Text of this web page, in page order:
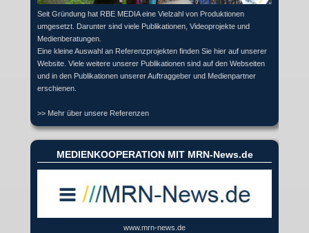
Seit Gründung hat RBE MEDIA eine Vielzahl von Produktionen
umgesetzt. Darunter sind viele Publikationen, Videoprojekte und
Medienberatungen.
Eine kleine Auswahl an Referenzprojekten finden Sie hier auf unserer
Website. Viele weitere unserer Publikationen sind auf den Webseiten
und in den Publikationen unserer Auftraggeber und Medienpartner
erschienen.
>> Mehr über unsere Referenzen
MEDIENKOOPERATION MIT MRN-News.de
www.mrn-news.de